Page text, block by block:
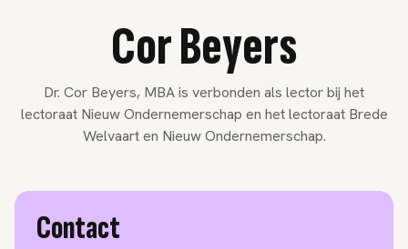
Cor Beyers
Dr. Cor Beyers, MBA is verbonden als lector bij het
lectoraat Nieuw Ondernemerschap en het lectoraat Brede
Welvaart en Nieuw Ondernemerschap.
Contact